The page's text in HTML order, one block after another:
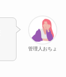
管理人おちょ